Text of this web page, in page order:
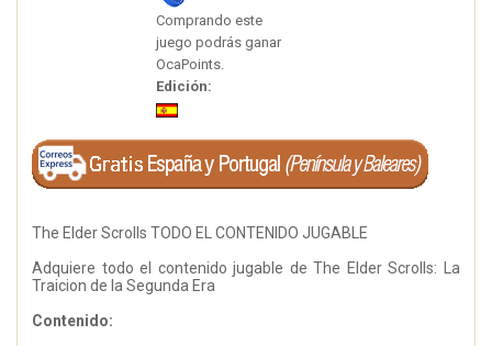
Comprando este
juego podrás ganar
OcaPoints.
Edición:
The Elder Scrolls TODO EL CONTENIDO JUGABLE
Adquiere todo el contenido jugable de The Elder Scrolls: La
Traicion de la Segunda Era
Contenido: